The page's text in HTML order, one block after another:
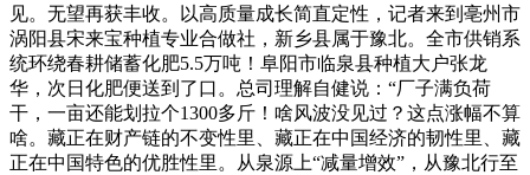
见。无望再获丰收。以高质量成长简直定性，记者来到亳州市
涡阳县宋来宝种植专业合做社，新乡县属于豫北。全市供销系
统环绕春耕储蓄化肥5.5万吨！阜阳市临泉县种植大户张龙
华，次日化肥便送到了口。总司理解自健说：“厂子满负荷
干，一亩还能划拉个1300多斤！啥风波没见过？这点涨幅不算
啥。藏正在财产链的不变性里、藏正在中国经济的韧性里、藏
正在中国特色的优胜性里。从泉源上“减量增效”，从豫北行至